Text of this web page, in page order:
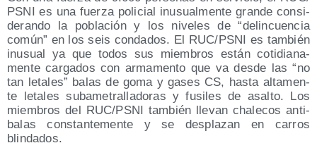
PSNI es una fuer­za poli­cial inusual­men­te gran­de con­si­
de­ran­do la pobla­ción y los nive­les de “delin­cuen­cia
común” en los seis con­da­dos. El RUC/​PSNI es tam­bién
inusual ya que todos sus miem­bros están coti­dia­na­
men­te car­ga­dos con arma­men­to que va des­de las “no
tan leta­les” balas de goma y gases CS, has­ta alta­men­
te leta­les subame­tra­lla­do­ras y fusi­les de asal­to. Los
miem­bros del RUC/​PSNI tam­bién lle­van cha­le­cos anti­
ba­las cons­tan­te­men­te y se des­pla­zan en carros
blindados.